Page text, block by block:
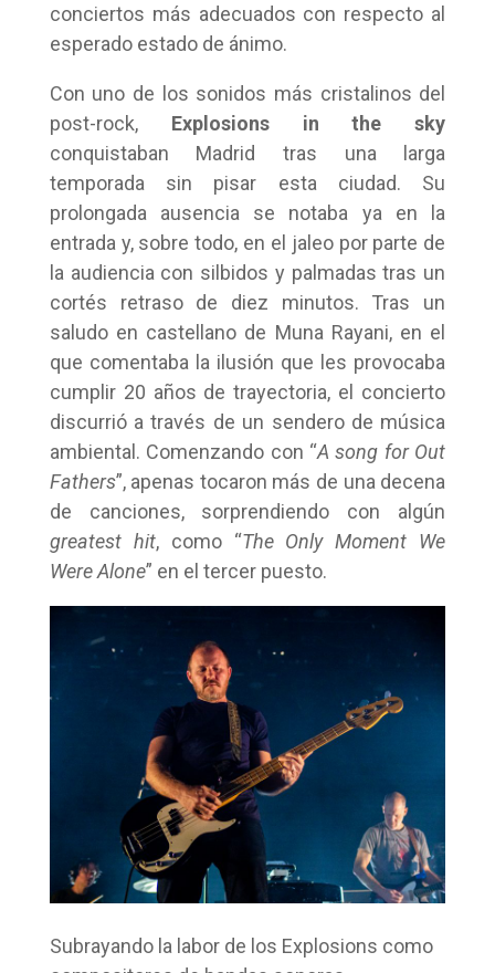
conciertos más adecuados con respecto al
esperado estado de ánimo.
Con uno de los sonidos más cristalinos del
post-rock, Explosions in the sky
conquistaban Madrid tras una larga
temporada sin pisar esta ciudad. Su
prolongada ausencia se notaba ya en la
entrada y, sobre todo, en el jaleo por parte de
la audiencia con silbidos y palmadas tras un
cortés retraso de diez minutos. Tras un
saludo en castellano de Muna Rayani, en el
que comentaba la ilusión que les provocaba
cumplir 20 años de trayectoria, el concierto
discurrió a través de un sendero de música
ambiental. Comenzando con “A song for Out
Fathers”, apenas tocaron más de una decena
de canciones, sorprendiendo con algún
greatest hit, como “The Only Moment We
Were Alone” en el tercer puesto.
Subrayando la labor de los Explosions como